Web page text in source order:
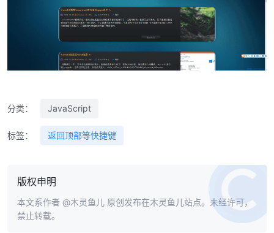
分类： JavaScript
标签： 返回顶部等快捷键
版权申明
本文系作者 @木灵鱼儿 原创发布在木灵鱼儿站点。未经许可，
禁止转载。